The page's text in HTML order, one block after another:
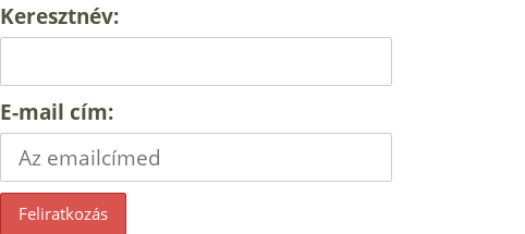
Keresztnév:
E-mail cím: